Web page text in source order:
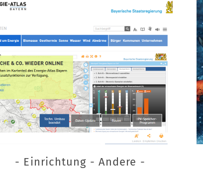
- Einrichtung - Andere -